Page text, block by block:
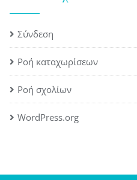
Σύνδεση
Ροή καταχωρίσεων
Ροή σχολίων
WordPress.org